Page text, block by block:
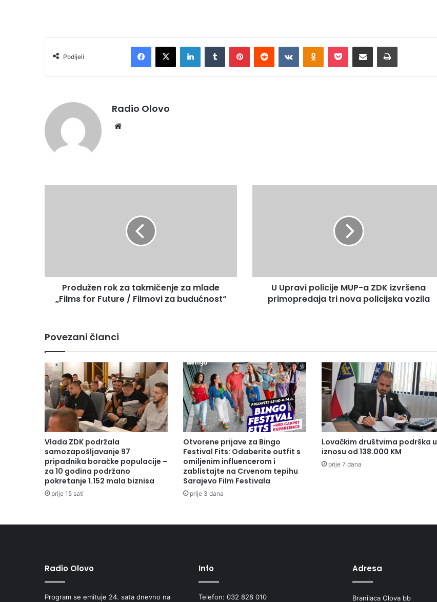
Podijeli
Facebook
X LinkedInTumblr PinterestReddit VKontakteOdnoklassniki
Pocket Podijeli putem Emaila Print
Radio Olovo
Future
Filmovi
Produžen rok za takmičenje za mlade
„Films for Future / Filmovi za budućnost“
tri
policijska
U Upravi policije MUP-a ZDK izvršena
primopredaja tri nova policijska vozila
Povezani članci
Vlada ZDK podržala
samozapošljavanje 97
pripadnika boračke populacije –
za 10 godina podržano
pokretanje 1.152 mala biznisa
prije 15 sati
Otvorene prijave za Bingo
Festival Fits: Odaberite outfit s
omiljenim influencerom i
zablistajte na Crvenom tepihu
Sarajevo Film Festivala
prije 3 dana
Lovačkim društvima podrška u
iznosu od 138.000 KM
prije 7 dana
Radio Olovo
Program se emituje 24. sata dnevno na
Info
Telefon: 032 828 010
Adresa
Branilaca Olova bb